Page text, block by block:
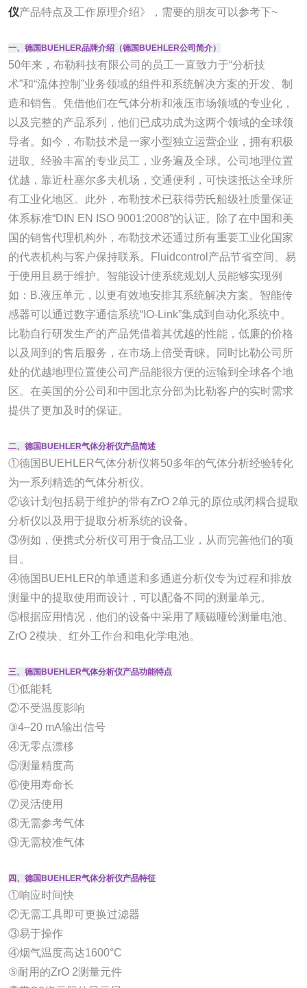
仪产品特点及工作原理介绍》，需要的朋友可以参考下~
一、德国BUEHLER品牌介绍（德国BUEHLER公司简介）
50年来，布勒科技有限公司的员工一直致力于“分析技
术”和“流体控制”业务领域的组件和系统解决方案的开发、制
造和销售。凭借他们在气体分析和液压市场领域的专业化，
以及完整的产品系列，他们已成功成为这两个领域的全球领
导者。如今，布勒技术是一家小型独立运营企业，拥有积极
进取、经验丰富的专业员工，业务遍及全球。公司地理位置
优越，靠近杜塞尔多夫机场，交通便利，可快速抵达全球所
有工业化地区。此外，布勒技术已获得劳氏船级社质量保证
体系标准“DIN EN ISO 9001:2008”的认证。除了在中国和美
国的销售代理机构外，布勒技术还通过所有重要工业化国家
的代表机构与客户保持联系。Fluidcontrol产品节省空间、易
于使用且易于维护。智能设计使系统规划人员能够实现例
如：B.液压单元，以更有效地安排其系统解决方案。智能传
感器可以通过数字通信系统“IO-Link”集成到自动化系统中。
比勒自行研发生产的产品凭借着其优越的性能，低廉的价格
以及周到的售后服务，在市场上倍受青睐。同时比勒公司所
处的优越地理位置使公司产品能很方便的运输到全球各个地
区。在美国的分公司和中国北京分部为比勒客户的实时需求
提供了更加及时的保证。
二、德国BUEHLER气体分析仪产品简述
①德国BUEHLER气体分析仪将50多年的气体分析经验转化
为一系列精选的气体分析仪。
②该计划包括易于维护的带有ZrO 2单元的原位或闭耦合提取
分析仪以及用于提取分析系统的设备。
③例如，便携式分析仪可用于食品工业，从而完善他们的项
目。
④德国BUEHLER的单通道和多通道分析仪专为过程和排放
测量中的提取使用而设计，可以配备不同的测量单元。
⑤根据应用情况，他们的设备中采用了顺磁哑铃测量电池、
ZrO 2模块、红外工作台和电化学电池。
三、德国BUEHLER气体分析仪产品功能特点
①低能耗
②不受温度影响
③4–20 mA输出信号
④无零点漂移
⑤测量精度高
⑥使用寿命长
⑦灵活使用
⑧无需参考气体
⑨无需校准气体
四、德国BUEHLER气体分析仪产品特征
①响应时间快
②无需工具即可更换过滤器
③易于操作
④烟气温度高达1600°C
⑤耐用的ZrO 2测量元件